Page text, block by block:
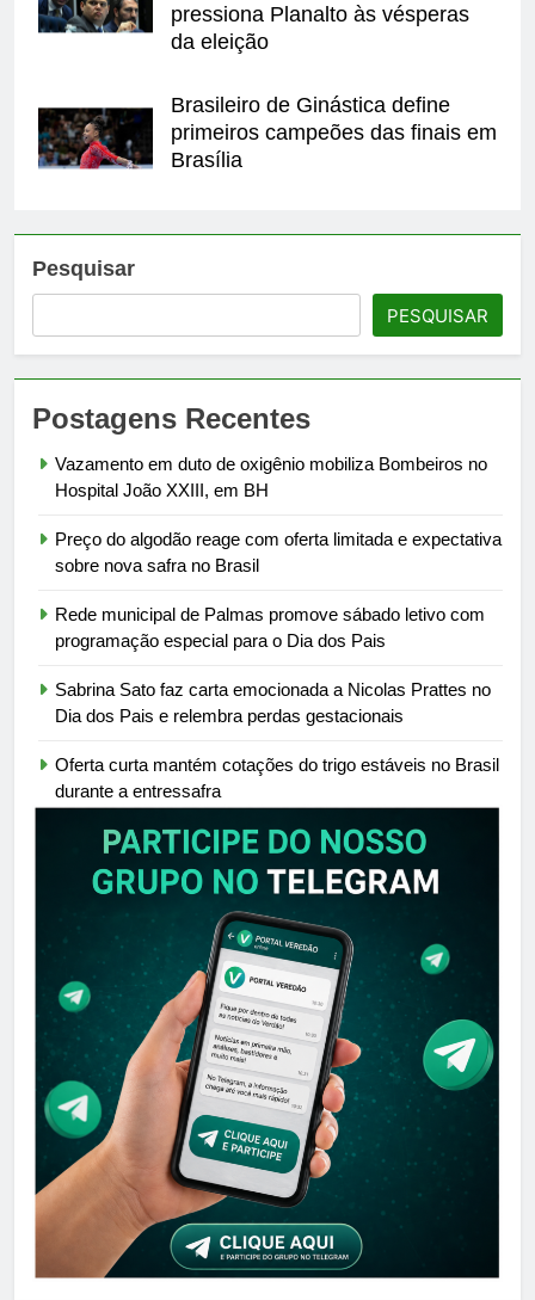
pressiona Planalto às vésperas
da eleição
Brasileiro de Ginástica define
primeiros campeões das finais em
Brasília
Pesquisar
PESQUISAR
Postagens Recentes
Vazamento em duto de oxigênio mobiliza Bombeiros no
Hospital João XXIII, em BH
Preço do algodão reage com oferta limitada e expectativa
sobre nova safra no Brasil
Rede municipal de Palmas promove sábado letivo com
programação especial para o Dia dos Pais
Sabrina Sato faz carta emocionada a Nicolas Prattes no
Dia dos Pais e relembra perdas gestacionais
Oferta curta mantém cotações do trigo estáveis no Brasil
durante a entressafra